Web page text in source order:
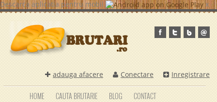
Descarca aplicatia pentru mobil x
adauga afacere Conectare Inregistrare
HOME CAUTA BRUTARIE BLOG CONTACT